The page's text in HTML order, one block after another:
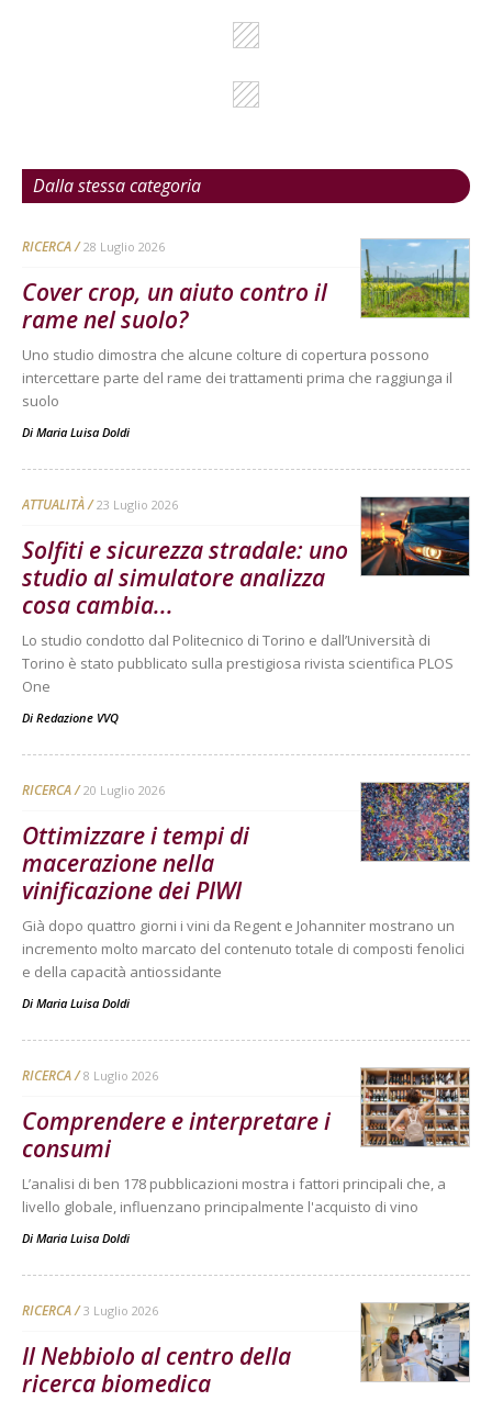
Dalla stessa categoria
RICERCA 28 Luglio 2026
Cover crop, un aiuto contro il
rame nel suolo?
Uno studio dimostra che alcune colture di copertura possono
intercettare parte del rame dei trattamenti prima che raggiunga il
suolo
Di Maria Luisa Doldi
ATTUALITÀ 23 Luglio 2026
Solfiti e sicurezza stradale: uno
studio al simulatore analizza
cosa cambia...
Lo studio condotto dal Politecnico di Torino e dall’Università di
Torino è stato pubblicato sulla prestigiosa rivista scientifica PLOS
One
Di Redazione VVQ
RICERCA 20 Luglio 2026
Ottimizzare i tempi di
macerazione nella
vinificazione dei PIWI
Già dopo quattro giorni i vini da Regent e Johanniter mostrano un
incremento molto marcato del contenuto totale di composti fenolici
e della capacità antiossidante
Di Maria Luisa Doldi
RICERCA 8 Luglio 2026
Comprendere e interpretare i
consumi
L’analisi di ben 178 pubblicazioni mostra i fattori principali che, a
livello globale, influenzano principalmente l'acquisto di vino
Di Maria Luisa Doldi
RICERCA 3 Luglio 2026
Il Nebbiolo al centro della
ricerca biomedica